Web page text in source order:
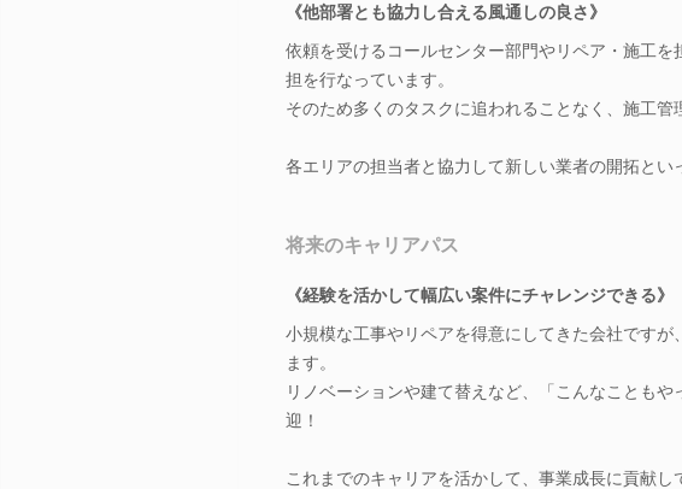
《他部署とも協力し合える風通しの良さ》
依頼を受けるコールセンター部門やリペア・施工
担を行なっています。
そのため多くのタスクに追われることなく、施工管
各エリアの担当者と協力して新しい業者の開拓とい
将来のキャリアパス
《経験を活かして幅広い案件にチャレンジできる》
小規模な工事やリペアを得意にしてきた会社です
ます。
リノベーションや建て替えなど、「こんなことも
迎！
これまでのキャリアを活かして、事業成長に貢献